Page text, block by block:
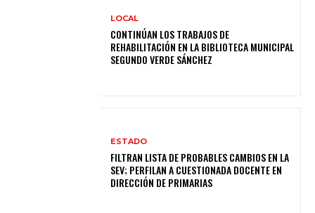
LOCAL
CONTINÚAN LOS TRABAJOS DE
REHABILITACIÓN EN LA BIBLIOTECA MUNICIPAL
SEGUNDO VERDE SÁNCHEZ
ESTADO
FILTRAN LISTA DE PROBABLES CAMBIOS EN LA
SEV; PERFILAN A CUESTIONADA DOCENTE EN
DIRECCIÓN DE PRIMARIAS